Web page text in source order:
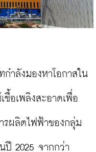
ำลังมองหาโอกาสใน
ชื้อเพลิงสะอาดเพื่อ
รผลิตไฟฟ้าของกลุ่ม
ปี 2025 จากกว่า